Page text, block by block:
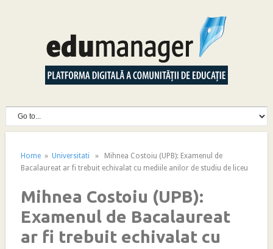
Home» Universitati » Mihnea Costoiu (UPB): Examenul de
Bacalaureat ar fi trebuit echivalat cu mediile anilor de studiu de liceu
Mihnea Costoiu (UPB):
Examenul de Bacalaureat
ar fi trebuit echivalat cu